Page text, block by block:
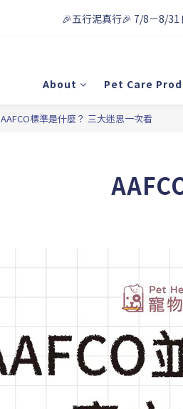
🎉五行泥真行🎉 7/8－8/31
About
Pet Care
AAFCO標準是什麼？ 三大迷思一次看